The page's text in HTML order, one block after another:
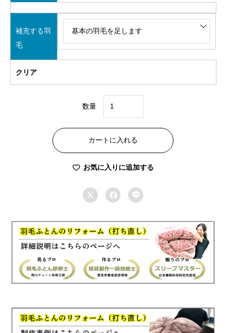
補充する羽
毛
クリア
数量
コ
ー
ス
ク
ー
210×210cm
羽
ふ
と
リ
フ
カートに入れる
お気に入りに追加する
  